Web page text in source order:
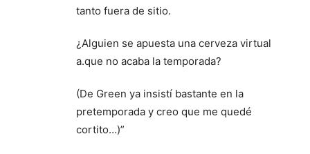
tanto fuera de sitio.
¿Alguien se apuesta una cerveza virtual
a.que no acaba la temporada?
(De Green ya insistí bastante en la
pretemporada y creo que me quedé
cortito…)”